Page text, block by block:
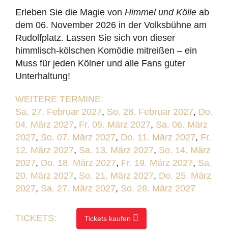
Erleben Sie die Magie von Himmel und Kölle ab
dem 06. November 2026 in der Volksbühne am
Rudolfplatz. Lassen Sie sich von dieser
himmlisch-kölschen Komödie mitreißen – ein
Muss für jeden Kölner und alle Fans guter
Unterhaltung!
WEITERE TERMINE:
Sa. 27. Februar 2027, So. 28. Februar 2027, Do.
04. März 2027, Fr. 05. März 2027, Sa. 06. März
2027, So. 07. März 2027, Do. 11. März 2027, Fr.
12. März 2027, Sa. 13. März 2027, So. 14. März
2027, Do. 18. März 2027, Fr. 19. März 2027, Sa.
20. März 2027, So. 21. März 2027, Do. 25. März
2027, Sa. 27. März 2027, So. 28. März 2027
TICKETS: Tickets kaufen